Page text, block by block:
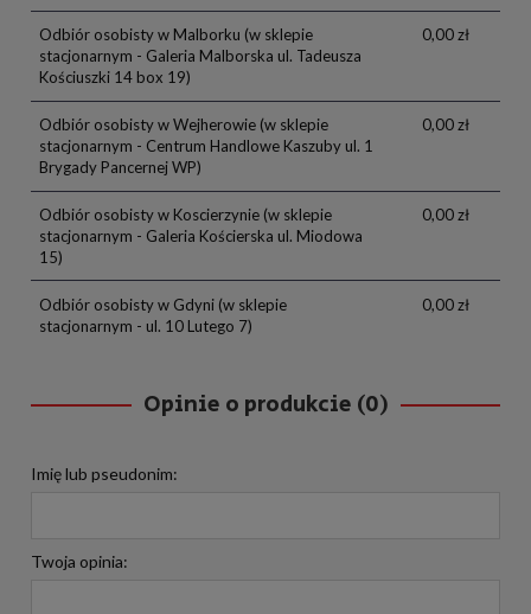
Odbiór osobisty w Malborku (w sklepie
stacjonarnym - Galeria Malborska ul. Tadeusza
Kościuszki 14 box 19)
0,00 zł
Odbiór osobisty w Wejherowie(w sklepie
stacjonarnym - Centrum Handlowe Kaszuby ul. 1
Brygady Pancernej WP)
0,00 zł
Odbiór osobisty w Koscierzynie(w sklepie
stacjonarnym - Galeria Kościerska ul. Miodowa
15)
0,00 zł
Odbiór osobisty w Gdyni(w sklepie
stacjonarnym - ul. 10 Lutego 7)
0,00 zł
Opinie o produkcie (0)
Imię lub pseudonim:
Twoja opinia: